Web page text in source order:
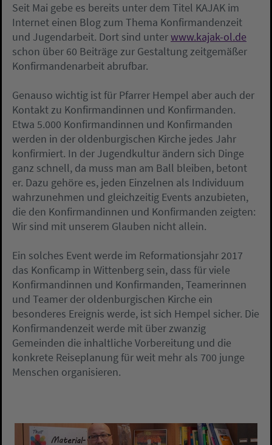
Seit Mai gebe es bereits unter dem Titel KAJAK im
Internet einen Blog zum Thema Konfirmandenzeit
und Jugendarbeit. Dort sind unterwww.kajak-ol.de
schon über 60 Beiträge zur Gestaltung zeitgemäßer
Konfirmandenarbeit abrufbar.
Genauso wichtig ist für Pfarrer Hempel aber auch der
Kontakt zu Konfirmandinnen und Konfirmanden.
Etwa 5.000 Konfirmandinnen und Konfirmanden
werden in der oldenburgischen Kirche jedes Jahr
konfirmiert. In der Jugendkultur ändern sich Dinge
ganz schnell, da muss man am Ball bleiben, betont
er. Dazu gehöre es, jeden Einzelnen als Individuum
wahrzunehmen und gleichzeitig Events anzubieten,
die den Konfirmandinnen und Konfirmanden zeigten:
Wir sind mit unserem Glauben nicht allein.
Ein solches Event werde im Reformationsjahr 2017
das Konficamp in Wittenberg sein, dass für viele
Konfirmandinnen und Konfirmanden, Teamerinnen
und Teamer der oldenburgischen Kirche ein
besonderes Ereignis werde, ist sich Hempel sicher. Die
Konfirmandenzeit werde mit über zwanzig
Gemeinden die inhaltliche Vorbereitung und die
konkrete Reiseplanung für weit mehr als 700 junge
Menschen organisieren.